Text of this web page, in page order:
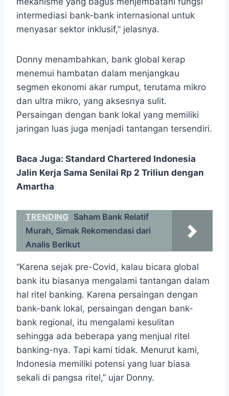
intermediasi bank-bank internasional untuk
menyasar sektor inklusif,” jelasnya.
Donny menambahkan, bank global kerap
menemui hambatan dalam menjangkau
segmen ekonomi akar rumput, terutama mikro
dan ultra mikro, yang aksesnya sulit.
Persaingan dengan bank lokal yang memiliki
jaringan luas juga menjadi tantangan tersendiri.
Baca Juga: Standard Chartered Indonesia
Jalin Kerja Sama Senilai Rp 2 Triliun dengan
Amartha
TRENDING Saham Bank Relatif
Murah, Simak Rekomendasi dari
Analis Berikut
“Karena sejak pre-Covid, kalau bicara global
bank itu biasanya mengalami tantangan dalam
hal ritel banking. Karena persaingan dengan
bank-bank lokal, persaingan dengan bank-
bank regional, itu mengalami kesulitan
sehingga ada beberapa yang menjual ritel
banking-nya. Tapi kami tidak. Menurut kami,
Indonesia memiliki potensi yang luar biasa
sekali di pangsa ritel,” ujar Donny.